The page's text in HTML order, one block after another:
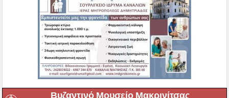
Βυζαντινό Μουσείο Μακρινίτσας